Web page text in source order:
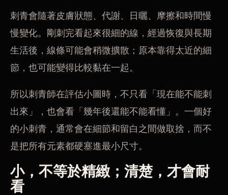
刺青會隨著皮膚狀態、代謝、日曬、摩擦和時間慢
慢變化。剛刺完看起來很細的線，經過恢復與長期
生活後，線條可能會稍微擴散；原本靠得太近的細
節，也可能變得比較黏在一起。
所以刺青師在評估小圖時，不只看「現在能不能刺
出來」，也會看「幾年後還能不能看懂」。一個好
的小刺青，通常會在細節和留白之間做取捨，而不
是把所有元素都硬塞進最小尺寸。
小，不等於精緻；清楚，才會耐
看